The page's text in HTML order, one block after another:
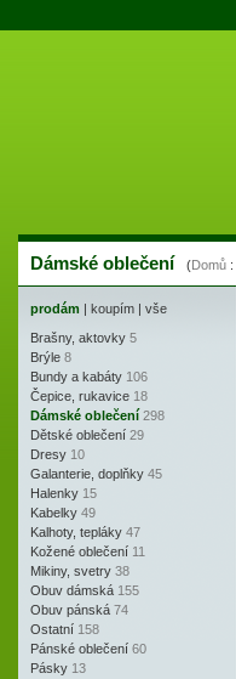
Dámské oblečení (Domů :
prodám | koupím | vše
Brašny, aktovky 5
Brýle 8
Bundy a kabáty 106
Čepice, rukavice 18
Dámské oblečení 298
Dětské oblečení 29
Dresy 10
Galanterie, doplňky 45
Halenky 15
Kabelky 49
Kalhoty, tepláky 47
Kožené oblečení 11
Mikiny, svetry 38
Obuv dámská 155
Obuv pánská 74
Ostatní 158
Pánské oblečení 60
Pásky 13